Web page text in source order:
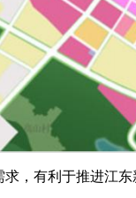
，有利于推进江